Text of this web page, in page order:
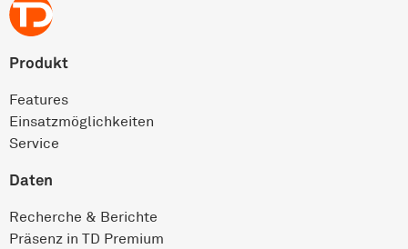
Produkt
Features
Einsatz­möglichkeiten
Service
Daten
Recherche & Berichte
Präsenz in TD Premium